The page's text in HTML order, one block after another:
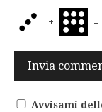
+ =
Avvisami